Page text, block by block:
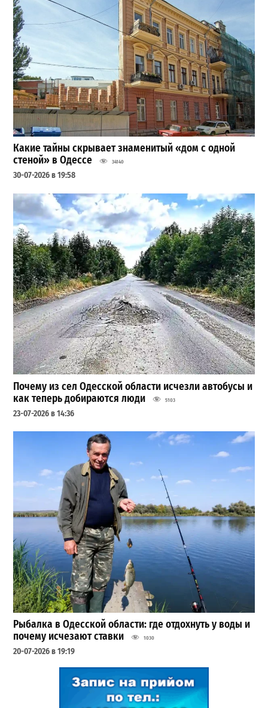
Какие тайны скрывает знаменитый «дом с одной
стеной» в Одессе
34140
30-07-2026 в 19:58
Почему из сел Одесской области исчезли автобусы и
как теперь добираются люди
5103
23-07-2026 в 14:36
Рыбалка в Одесской области: где отдохнуть у воды и
почему исчезают ставки
1030
20-07-2026 в 19:19